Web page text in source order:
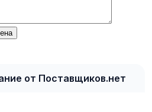
от Поставщиков.нет